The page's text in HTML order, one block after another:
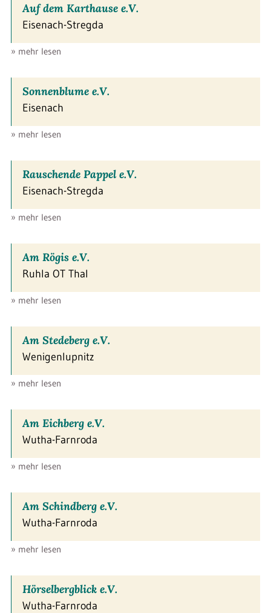
Auf dem Karthause e.V.
Eisenach-Stregda
» mehr lesen
Sonnenblume e.V.
Eisenach
» mehr lesen
Rauschende Pappel e.V.
Eisenach-Stregda
» mehr lesen
Am Rögis e.V.
Ruhla OT Thal
» mehr lesen
Am Stedeberg e.V.
Wenigenlupnitz
» mehr lesen
Am Eichberg e.V.
Wutha-Farnroda
» mehr lesen
Am Schindberg e.V.
Wutha-Farnroda
» mehr lesen
Hörselbergblick e.V.
Wutha-Farnroda